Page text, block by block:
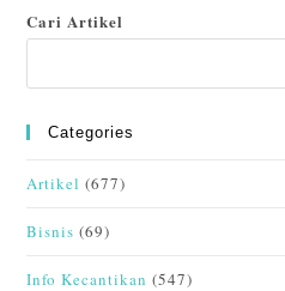
Cari Artikel
Categories
Artikel (677)
Bisnis (69)
Info Kecantikan (547)